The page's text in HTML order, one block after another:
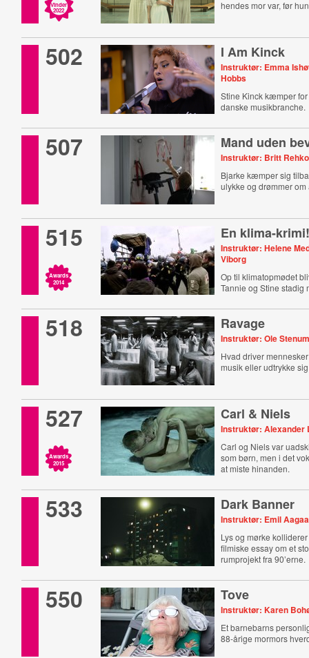
Vinder
2022 hendes mor var, før
502 I Am Kinck
Instruktør: Emma
Hobbs
Stine Kinck kæmper
danske musikbranche.
507 Mand uden
Instruktør: Britt
Bjarke kæmper sig
ulykke og drømmer
515
Awards
2014
En klima-
Instruktør: Helene
Viborg
Op til klimatopmødet
Tannie og Stine stadig
518 Ravage
Instruktør: Ole
Hvad driver
musik eller udtrykke
527
Awards
2015
Carl & Niels
Instruktør: Alexander
Carl og Niels var
som børn, men i det
at miste hinanden.
533 Dark Banner
Instruktør: Emil
Lys og mørke
filmiske essay om et
rumprojekt fra 90’erne.
550 Tove
Instruktør: Karen
Et barnebarns
88-årige mormors